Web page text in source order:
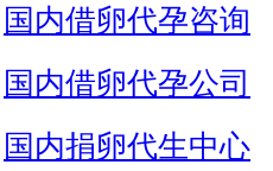
国内借卵代孕咨询
国内借卵代孕公司
国内捐卵代生中心